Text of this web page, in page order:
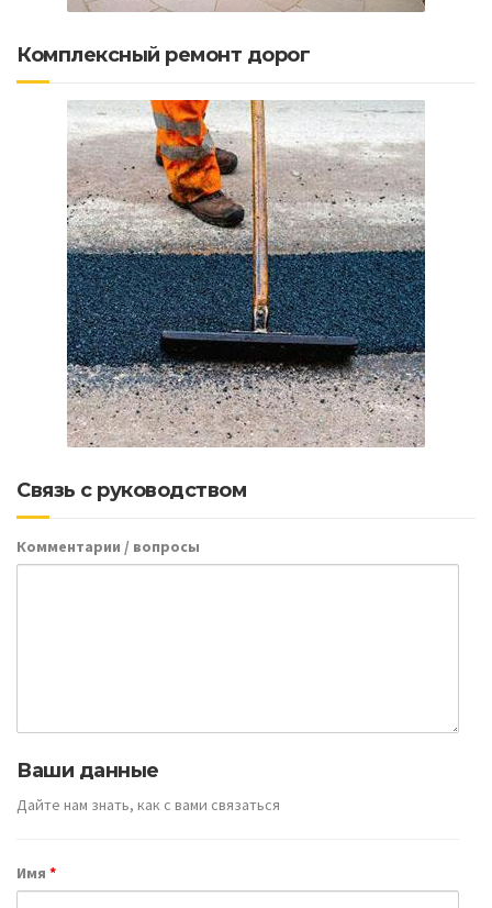
Комплексный ремонт дорог
Связь с руководством
Комментарии / вопросы
Ваши данные
Дайте нам знать, как с вами связаться
Имя *